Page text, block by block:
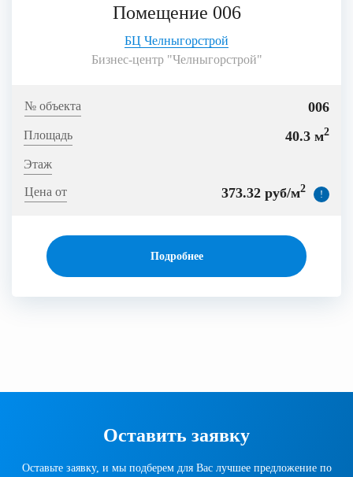
Помещение 006
БЦ Челныгорстрой
Бизнес-центр "Челныгорстрой"
006
40.3 м2
373.32 руб/м2 !
Подробнее
Оставить заявку
Оставьте заявку, и мы подберем для Вас лучшее предложение по